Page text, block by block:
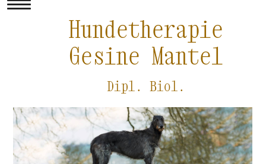
Hundetherapie
Gesine Mantel
Dipl. Biol.